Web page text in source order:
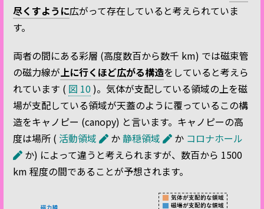
尽くすように広がって存在していると考えられていま
す。
両者の間にある彩層 (高度数百から数千 km) では磁束管
の磁力線が 上に行くほど広がる構造をしていると考えら
れています ( 図 10)。気体が支配している領域の上を磁
場が支配している領域が天蓋のように覆っているこの構
造をキャノピー (canopy) と言います。キャノピーの高
度は場所 ( 活動領域 か静穏領域 か コロナホール
か) によって違うと考えられますが、数百から 1500
km 程度の間であることが予想されます。